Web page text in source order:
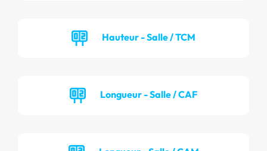
Hauteur - Salle / TCM
Longueur - Salle / CAF